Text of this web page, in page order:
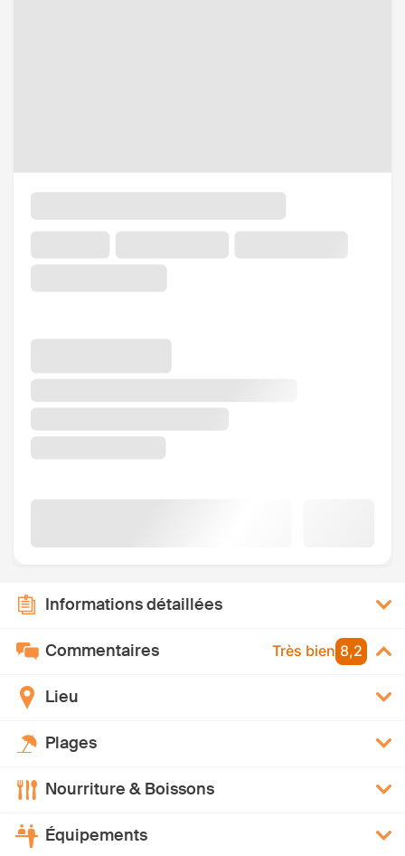
Informations détaillées
Commentaires Très bien 8,2
Lieu
Plages
Nourriture & Boissons
Équipements